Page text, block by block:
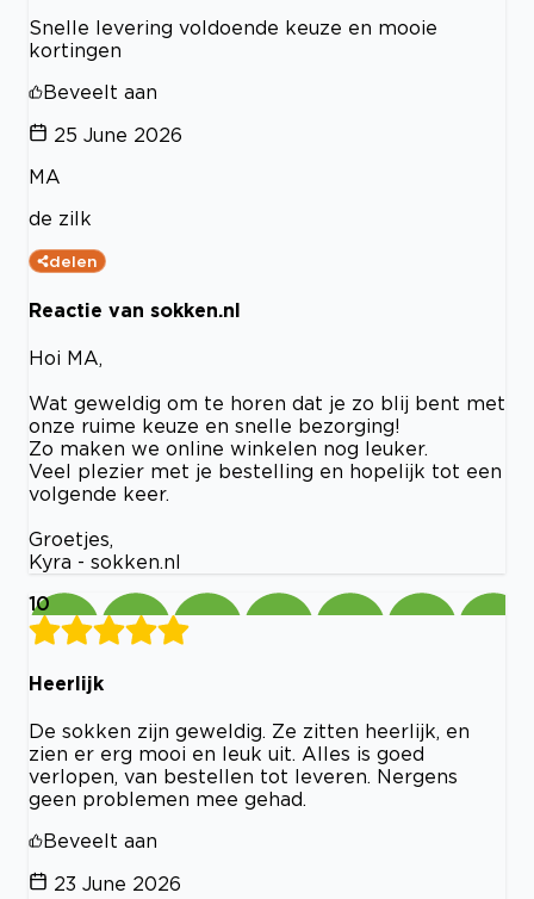
Snelle levering voldoende keuze en mooie
kortingen
Beveelt aan
25 June 2026
MA
de zilk
delen
Reactie van sokken.nl
Hoi MA,
Wat geweldig om te horen dat je zo blij bent met
onze ruime keuze en snelle bezorging!
Zo maken we online winkelen nog leuker.
Veel plezier met je bestelling en hopelijk tot een
volgende keer.
Groetjes,
Kyra - sokken.nl
10
Heerlijk
De sokken zijn geweldig. Ze zitten heerlijk, en
zien er erg mooi en leuk uit. Alles is goed
verlopen, van bestellen tot leveren. Nergens
geen problemen mee gehad.
Beveelt aan
23 June 2026